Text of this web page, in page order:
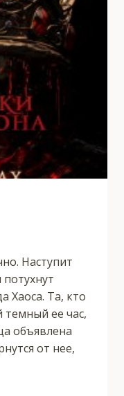
Наступит
потухнут
Хаоса. Та, кто
ее час,
объявлена
от нее,